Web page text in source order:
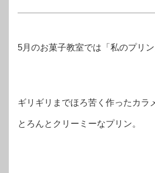
5月のお菓子教室では「私のプリ
ギリギリまでほろ苦く作ったカラ
とろんとクリーミーなプリン。